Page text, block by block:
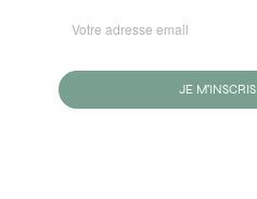
JE M'INSCRIS